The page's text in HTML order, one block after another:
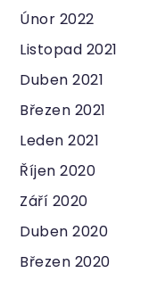
Únor 2022
Listopad 2021
Duben 2021
Březen 2021
Leden 2021
Říjen 2020
Září 2020
Duben 2020
Březen 2020